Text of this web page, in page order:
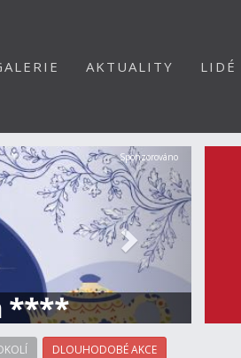
AKTUALITY LIDÉ
****
Další
Sponzorováno
DLOUHODOBÉ AKCE